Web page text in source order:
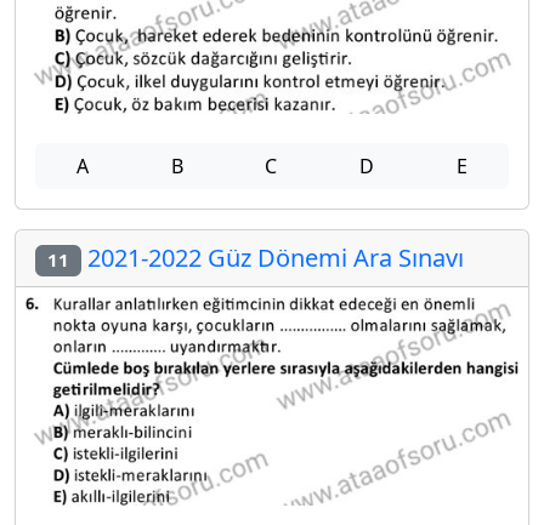
A B C D E
11 2021-2022 Güz Dönemi Ara Sınavı